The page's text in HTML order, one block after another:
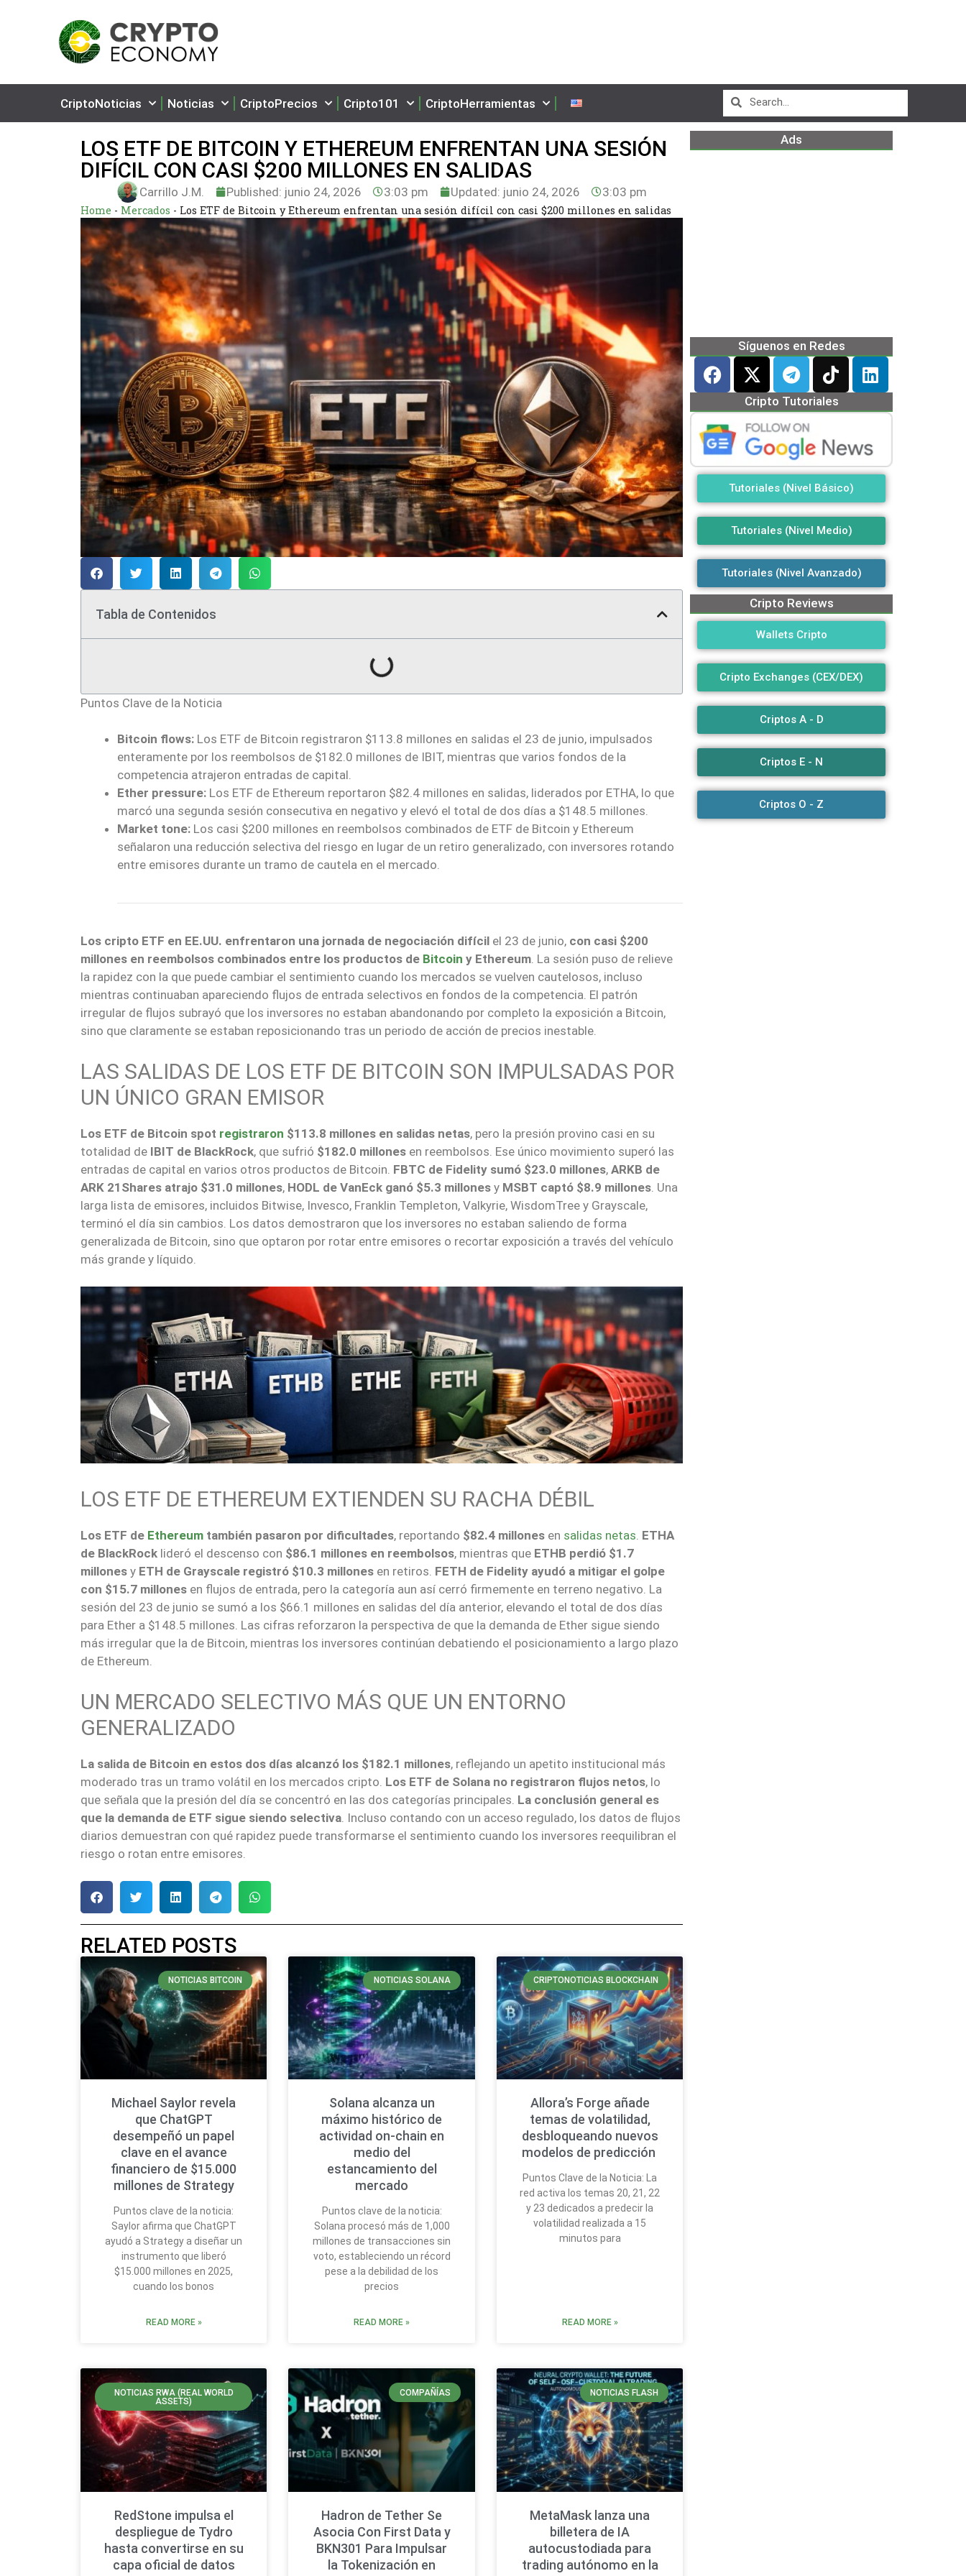
CriptoNoticias Noticias CriptoPrecios Cripto101 CriptoHerramientas
LOS ETF DE BITCOIN Y ETHEREUM ENFRENTAN UNA SESIÓN
DIFÍCIL CON CASI $200 MILLONES EN SALIDAS
Carrillo J.M. Published: junio 24, 2026 3:03 pm Updated: junio 24, 2026 3:03 pm
Home - Mercados - Los ETF de Bitcoin y Ethereum enfrentan una sesión difícil con casi $200 millones en salidas
Tabla de Contenidos
Puntos Clave de la Noticia
Bitcoin flows: Los ETF de Bitcoin registraron $113.8 millones en salidas el 23 de junio, impulsados
enteramente por los reembolsos de $182.0 millones de IBIT, mientras que varios fondos de la
competencia atrajeron entradas de capital.
Ether pressure: Los ETF de Ethereum reportaron $82.4 millones en salidas, liderados por ETHA, lo que
marcó una segunda sesión consecutiva en negativo y elevó el total de dos días a $148.5 millones.
Market tone: Los casi $200 millones en reembolsos combinados de ETF de Bitcoin y Ethereum
señalaron una reducción selectiva del riesgo en lugar de un retiro generalizado, con inversores rotando
entre emisores durante un tramo de cautela en el mercado.
Los cripto ETF en EE.UU. enfrentaron una jornada de negociación difícil el 23 de junio, con casi $200
millones en reembolsos combinados entre los productos de Bitcoin y Ethereum. La sesión puso de relieve
la rapidez con la que puede cambiar el sentimiento cuando los mercados se vuelven cautelosos, incluso
mientras continuaban apareciendo flujos de entrada selectivos en fondos de la competencia. El patrón
irregular de flujos subrayó que los inversores no estaban abandonando por completo la exposición a Bitcoin,
sino que claramente se estaban reposicionando tras un periodo de acción de precios inestable.
LAS SALIDAS DE LOS ETF DE BITCOIN SON IMPULSADAS POR
UN ÚNICO GRAN EMISOR
Los ETF de Bitcoin spot registraron $113.8 millones en salidas netas, pero la presión provino casi en su
totalidad de IBIT de BlackRock, que sufrió $182.0 millones en reembolsos. Ese único movimiento superó las
entradas de capital en varios otros productos de Bitcoin. FBTC de Fidelity sumó $23.0 millones, ARKB de
ARK 21Shares atrajo $31.0 millones, HODL de VanEck ganó $5.3 millones y MSBT captó $8.9 millones . Una
larga lista de emisores, incluidos Bitwise, Invesco, Franklin Templeton, Valkyrie, WisdomTree y Grayscale,
terminó el día sin cambios. Los datos demostraron que los inversores no estaban saliendo de forma
generalizada de Bitcoin, sino que optaron por rotar entre emisores o recortar exposición a través del vehículo
más grande y líquido.
LOS ETF DE ETHEREUM EXTIENDEN SU RACHA DÉBIL
Los ETF de Ethereum también pasaron por dificultades, reportando $82.4 millones en salidas netas. ETHA
de BlackRock lideró el descenso con $86.1 millones en reembolsos, mientras que ETHB perdió $1.7
millones y ETH de Grayscale registró $10.3 millones en retiros. FETH de Fidelity ayudó a mitigar el golpe
con $15.7 millones en flujos de entrada, pero la categoría aun así cerró firmemente en terreno negativo. La
sesión del 23 de junio se sumó a los $66.1 millones en salidas del día anterior, elevando el total de dos días
para Ether a $148.5 millones. Las cifras reforzaron la perspectiva de que la demanda de Ether sigue siendo
más irregular que la de Bitcoin, mientras los inversores continúan debatiendo el posicionamiento a largo plazo
de Ethereum.
UN MERCADO SELECTIVO MÁS QUE UN ENTORNO
GENERALIZADO
La salida de Bitcoin en estos dos días alcanzó los $182.1 millones, reflejando un apetito institucional más
moderado tras un tramo volátil en los mercados cripto. Los ETF de Solana no registraron flujos netos, lo
que señala que la presión del día se concentró en las dos categorías principales. La conclusión general es
que la demanda de ETF sigue siendo selectiva . Incluso contando con un acceso regulado, los datos de flujos
diarios demuestran con qué rapidez puede transformarse el sentimiento cuando los inversores reequilibran el
riesgo o rotan entre emisores.
RELATED POSTS
NOTICIAS BITCOIN
Michael Saylor revela
que ChatGPT
desempeñó un papel
clave en el avance
financiero de $15.000
millones de Strategy
Puntos clave de la noticia:
Saylor afirma que ChatGPT
ayudó a Strategy a diseñar un
instrumento que liberó
$15.000 millones en 2025,
cuando los bonos
READ MORE »
NOTICIAS SOLANA
Solana alcanza un
máximo histórico de
actividad on-chain en
medio del
estancamiento del
mercado
Puntos clave de la noticia:
Solana procesó más de 1,000
millones de transacciones sin
voto, estableciendo un récord
pese a la debilidad de los
precios
READ MORE »
CRIPTONOTICIAS BLOCKCHAIN
Allora’s Forge añade
temas de volatilidad,
desbloqueando nuevos
modelos de predicción
Puntos Clave de la Noticia: La
red activa los temas 20, 21, 22
y 23 dedicados a predecir la
volatilidad realizada a 15
minutos para
READ MORE »
NOTICIAS RWA (REAL WORLD
ASSETS)
RedStone impulsa el
despliegue de Tydro
hasta convertirse en su
capa oficial de datos
COMPAÑÍAS
Hadron de Tether Se
Asocia Con First Data y
BKN301 Para Impulsar
la Tokenización en
NOTICIAS FLASH
MetaMask lanza una
billetera de IA
autocustodiada para
trading autónomo en la
Ads
Síguenos en Redes
Cripto Tutoriales
Tutoriales (Nivel Básico)
Tutoriales (Nivel Medio)
Tutoriales (Nivel Avanzado)
Cripto Reviews
Wallets Cripto
Cripto Exchanges (CEX/DEX)
Criptos A - D
Criptos E - N
Criptos O - Z